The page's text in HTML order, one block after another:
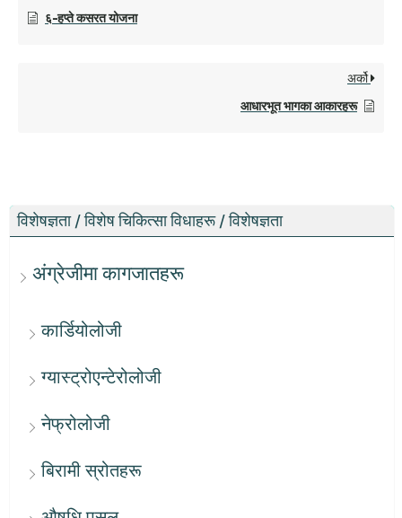
विशेषज्ञता / विशेष चिकित्सा विधाहरू / विशेषज्ञता
अंग्रेजीमा कागजातहरू
कार्डियोलोजी
ग्यास्ट्रोएन्टेरोलोजी
नेफ्रोलोजी
बिरामी स्रोतहरू
६-हप्ते कसरत योजना
अर्को
आधारभूत भागका आकारहरू